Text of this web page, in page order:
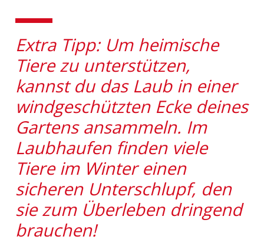
Extra Tipp: Um heimische
Tiere zu unterstützen,
kannst du das Laub in einer
windgeschützten Ecke deines
Gartens ansammeln. Im
Laubhaufen finden viele
Tiere im Winter einen
sicheren Unterschlupf, den
sie zum Überleben dringend
brauchen!